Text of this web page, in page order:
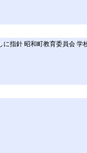
指針 昭和町教育委員会